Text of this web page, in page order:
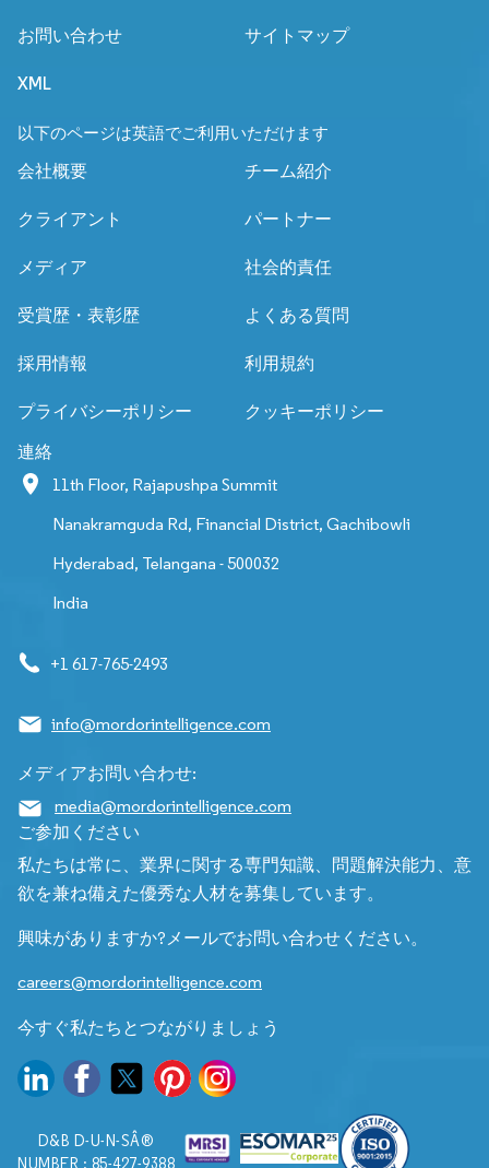
お問い合わせ サイトマップ
XML
以下のページは英語でご利用いただけます
会社概要 チーム紹介
クライアント パートナー
メディア 社会的責任
受賞歴・表彰歴 よくある質問
採用情報 利用規約
プライバシーポリシー クッキーポリシー
連絡
11th Floor, Rajapushpa Summit
Nanakramguda Rd, Financial District, Gachibowli
Hyderabad, Telangana - 500032
India
+1 617-765-2493
info@mordorintelligence.com
メディアお問い合わせ:
media@mordorintelligence.com
ご参加ください
私たちは常に、業界に関する専門知識、問題解決能力、意
欲を兼ね備えた優秀な人材を募集しています。
興味がありますか?メールでお問い合わせください。
careers@mordorintelligence.com
今すぐ私たちとつながりましょう
D&B D-U-N-SÂ®
NUMBER : 85-427-9388